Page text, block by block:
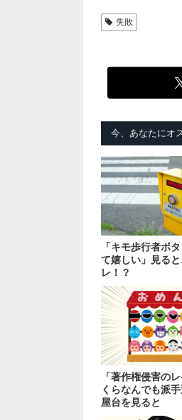
失敗
今、あなたにオ
「キモ歩行者ボ
て嬉しい」見る
レ！？
「著作権侵害の
くらなんでも派手
屋台を見ると